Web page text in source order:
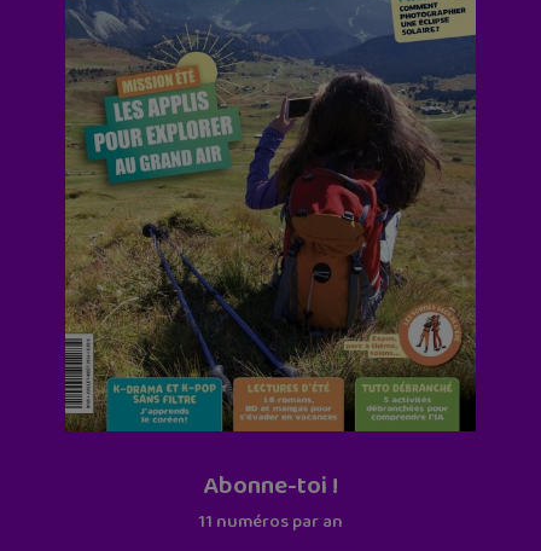
Abonne-toi !
11 numéros par an